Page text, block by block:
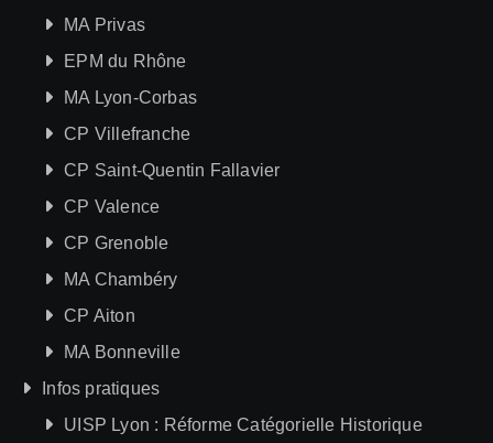
MA Privas
EPM du Rhône
MA Lyon-Corbas
CP Villefranche
CP Saint-Quentin Fallavier
CP Valence
CP Grenoble
MA Chambéry
CP Aiton
MA Bonneville
Infos pratiques
UISP Lyon : Réforme Catégorielle Historique